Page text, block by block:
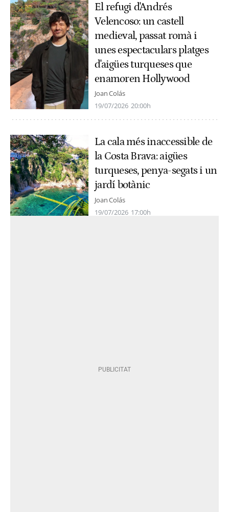
El refugi d'Andrés
Velencoso: un castell
medieval, passat romà i
unes espectaculars platges
d'aigües turqueses que
enamoren Hollywood
Joan Colás
19/07/2026 20:00h
La cala més inaccessible de
la Costa Brava: aigües
turqueses, penya-segats i un
jardí botànic
Joan Colás
19/07/2026 17:00h